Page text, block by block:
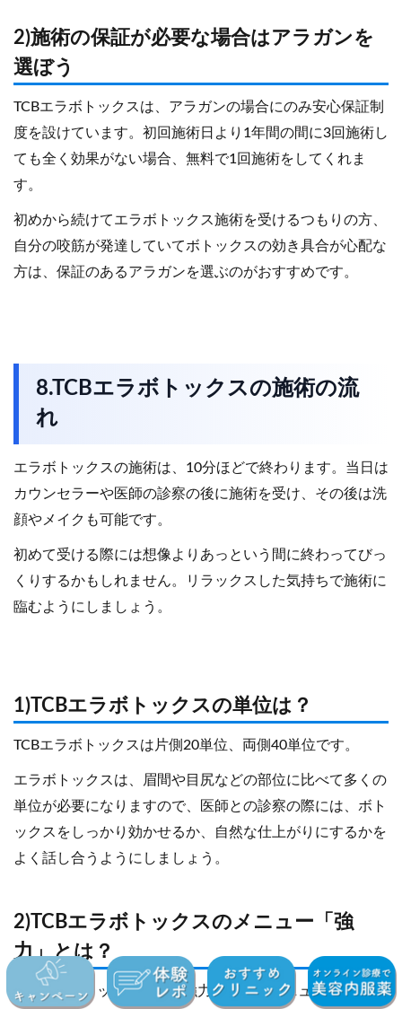
2)施術の保証が必要な場合はアラガンを
選ぼう
TCBエラボトックスは、アラガンの場合にのみ安心保証制
度を設けています。初回施術日より1年間の間に3回施術し
ても全く効果がない場合、無料で1回施術をしてくれま
す。
初めから続けてエラボトックス施術を受けるつもりの方、
自分の咬筋が発達していてボトックスの効き具合が心配な
方は、保証のあるアラガンを選ぶのがおすすめです。
8.TCBエラボトックスの施術の流
れ
エラボトックスの施術は、10分ほどで終わります。当日は
カウンセラーや医師の診察の後に施術を受け、その後は洗
顔やメイクも可能です。
初めて受ける際には想像よりあっという間に終わってびっ
くりするかもしれません。リラックスした気持ちで施術に
臨むようにしましょう。
1)TCBエラボトックスの単位は？
TCBエラボトックスは片側20単位、両側40単位です。
エラボトックスは、眉間や目尻などの部位に比べて多くの
単位が必要になりますので、医師との診察の際には、ボト
ックスをしっかり効かせるか、自然な仕上がりにするかを
よく話し合うようにしましょう。
2)TCBエラボトックスのメニュー「強
力」とは？
TCBエラボトックスには「強力」というメニューがありま